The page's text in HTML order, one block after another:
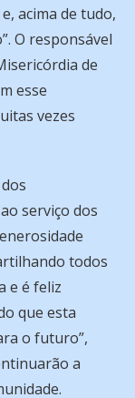
acima de tudo,
O responsável
de
esse
vezes
serviço dos
todos
e é feliz
que esta
o futuro”,
a